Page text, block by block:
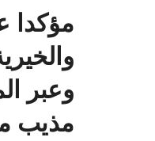
مؤكدا
وعبر
مذيب